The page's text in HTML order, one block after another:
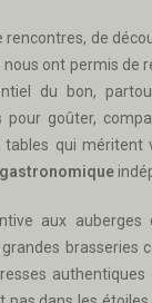
rencontres, de
ont permis de
du bon,
pour goûter,
qui méritent
aux auberges
brasseries